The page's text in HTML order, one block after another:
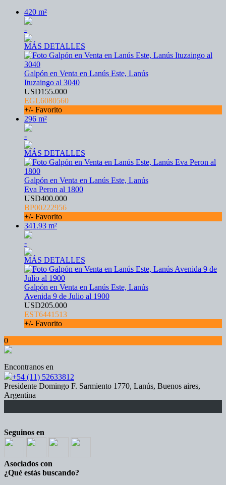
420 m²
-
MÁS DETALLES
Galpón en Venta en Lanús Este, Lanús
Ituzaingo al 3040
USD155.000
EGL6080560
+/- Favorito
296 m²
-
MÁS DETALLES
Galpón en Venta en Lanús Este, Lanús
Eva Peron al 1800
USD400.000
BP00222956
+/- Favorito
341.93 m²
-
MÁS DETALLES
Galpón en Venta en Lanús Este, Lanús
Avenida 9 de Julio al 1900
USD205.000
EST6441513
+/- Favorito
0
Encontranos en
+54 (11) 52633812
Presidente Domingo F. Sarmiento 1770, Lanús, Buenos aires,
Argentina
Seguinos en
Asociados con
¿Qué estás buscando?